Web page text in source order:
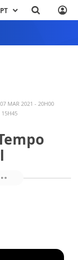
PT
07 MAR 2021 - 20H00
15H45